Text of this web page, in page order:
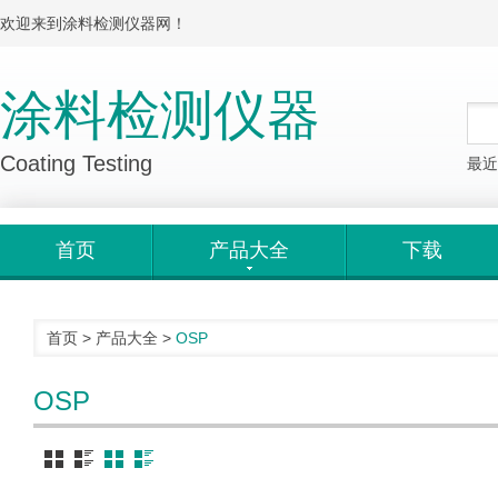
欢迎来到涂料检测仪器网！
涂料检测仪器
Coating Testing 最
首页 产品大全 下载
首页 > 产品大全 > OSP
OSP